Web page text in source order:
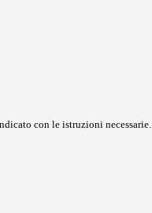
con le istruzioni necessarie.